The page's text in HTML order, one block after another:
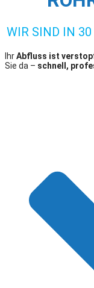
WIR SIND IN
IhrAbfluss ist
Sie da – schnell,